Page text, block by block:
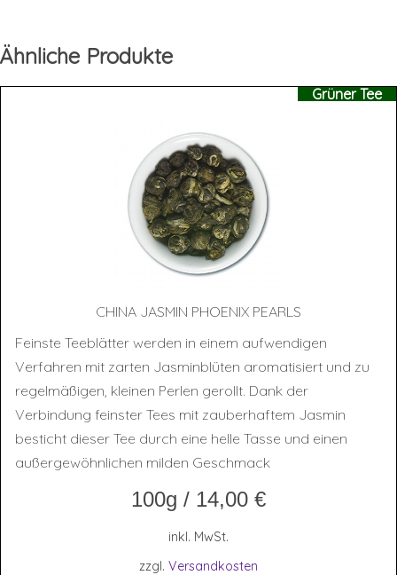
Ähnliche Produkte
Grüner Tee
CHI­NA JAS­MIN PHOE­NIX PEARLS
Feinste Teeblätter werden in einem aufwendigen
Verfahren mit zarten Jasminblüten aromatisiert und zu
regelmäßigen, kleinen Perlen gerollt. Dank der
Verbindung feinster Tees mit zauberhaftem Jasmin
besticht dieser Tee durch eine helle Tasse und einen
außergewöhnlichen milden Geschmack
100g / 14,00 €
inkl. MwSt.
zzgl. Versandkosten